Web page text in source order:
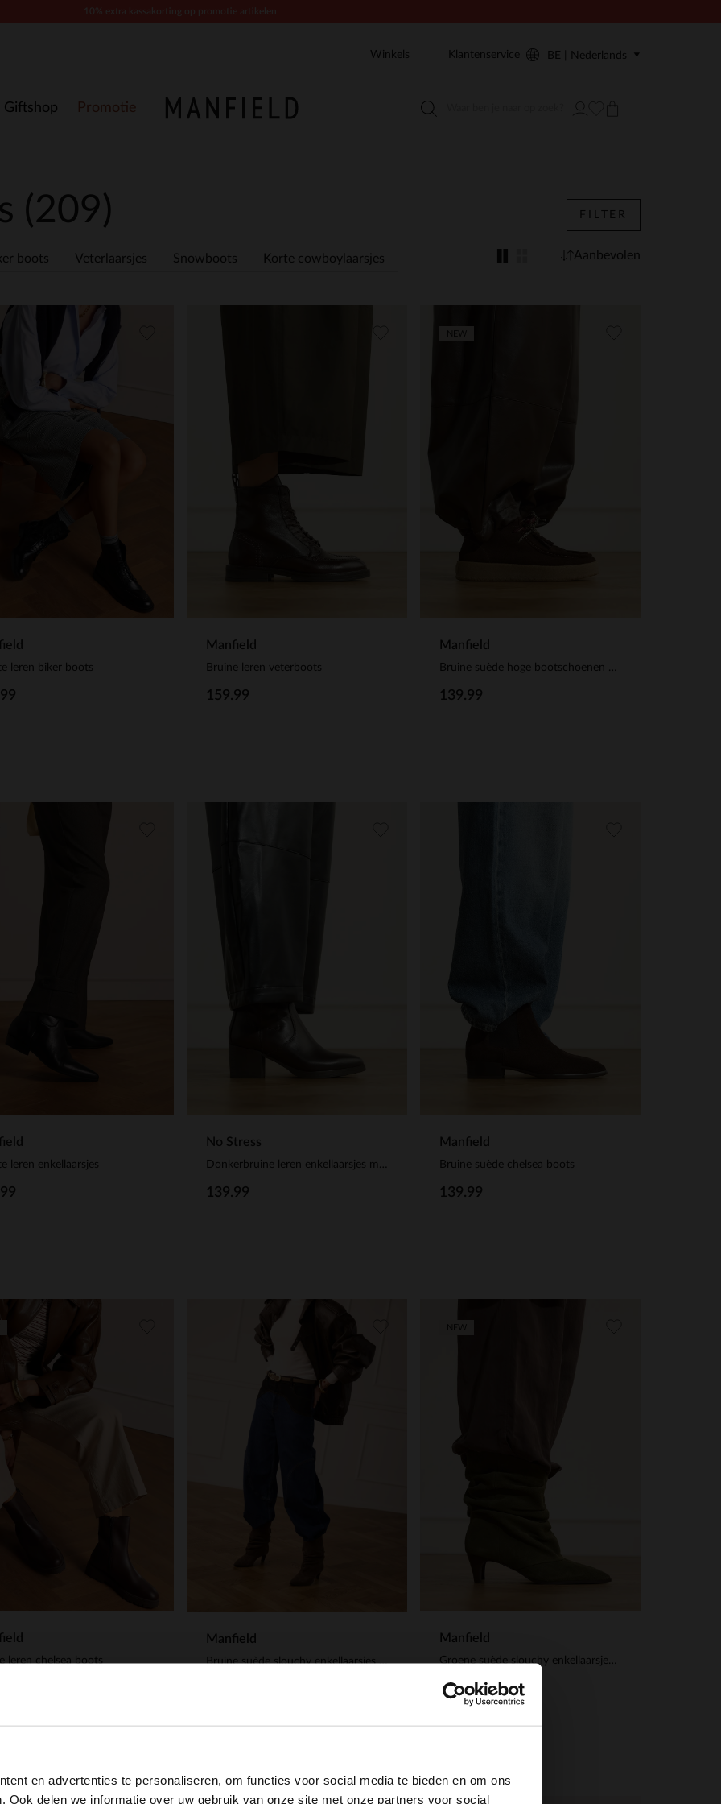
en advertenties te personaliseren, om functies voor social media te bieden en om ons
Ook delen we informatie over uw gebruik van onze site met onze partners voor social
Giftshop Promotie
Winkels Klantenservice BE | Nederlands
(209)
boots Veterlaarsjes Snowboots Korte cowboylaarsjes
FILTER
Aanbevolen
leren biker boots
Manfield
Bruine leren veterboots
159.99
Manfield
139.99
leren enkellaarsjes
No Stress
139.99
Manfield
Bruine suède chelsea boots
139.99
leren chelsea boots
Manfield
Bruine suède slouchy enkellaarsjes met hak
Manfield
Groene suède slouchy enkellaarsjes met hak
169.99
×
It looks like your language isn't Dutch. Would you like to